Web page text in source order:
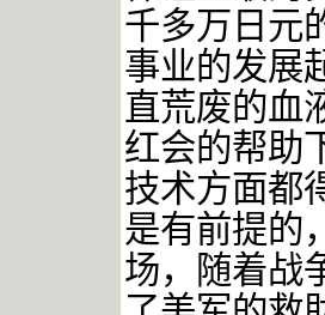
千多万日元
事业的发展
直荒废的血
红会的帮助
技术方面都
是有前提的
场，随着战